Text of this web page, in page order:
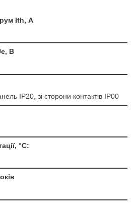
Ith, А
B
IP20, зі сторони контактів IP00
°С: